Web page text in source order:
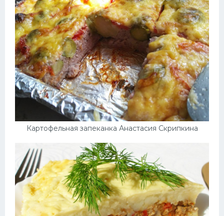
Картофельная запеканка Анастасия Скрипкина